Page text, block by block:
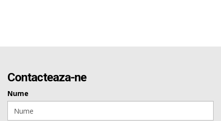
Contacteaza-ne
Nume